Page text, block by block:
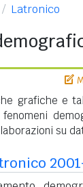
Latronico
grafiche e
su